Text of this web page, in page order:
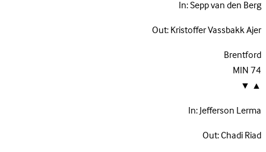
In:Sepp van den Berg
Out:Kristoffer Vassbakk Ajer
Brentford
74
MIN
▲
▼
In:Jefferson Lerma
Out:Chadi Riad